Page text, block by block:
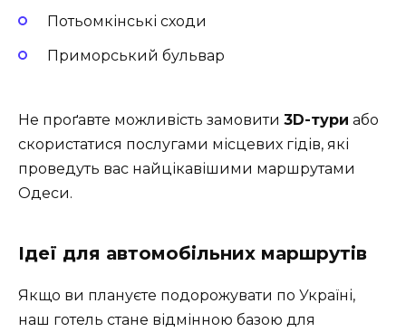
Потьомкінські сходи
Приморський бульвар
Не проґавте можливість замовити 3D-тури або
скористатися послугами місцевих гідів, які
проведуть вас найцікавішими маршрутами
Одеси.
Ідеї для автомобільних маршрутів
Якщо ви плануєте подорожувати по Україні,
наш готель стане відмінною базою для